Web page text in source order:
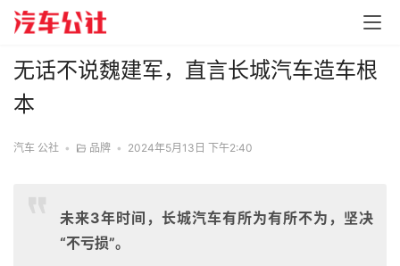
无话不说魏建军，直言长城汽车造车根
本
汽车 公社 • 品牌 • 2024年5月13日 下午2:40
未来3年时间，长城汽车有所为有所不为，坚决
“不亏损”。